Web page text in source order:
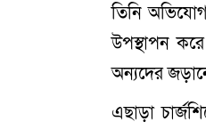
তিনি
উপস্থাপন
অন্যদের
এছাড়া